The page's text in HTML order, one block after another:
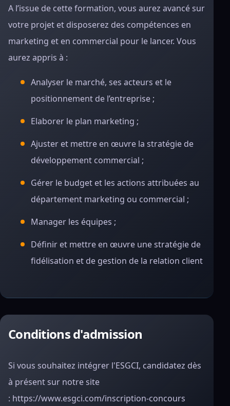
A l’issue de cette formation, vous aurez avancé sur
votre projet et disposerez des compétences en
marketing et en commercial pour le lancer. Vous
aurez appris à :
Analyser le marché, ses acteurs et le
positionnement de l’entreprise ;
Elaborer le plan marketing ;
Ajuster et mettre en œuvre la stratégie de
développement commercial ;
Gérer le budget et les actions attribuées au
département marketing ou commercial ;
Manager les équipes ;
Définir et mettre en œuvre une stratégie de
fidélisation et de gestion de la relation client
Conditions d'admission
Si vous souhaitez intégrer l'ESGCI, candidatez dès
à présent sur notre site
: https://www.esgci.com/inscription-concours